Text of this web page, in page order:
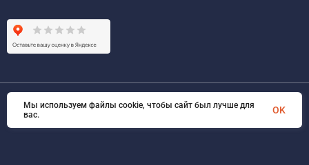
© 2026 ООО «ФАЗИНЖИНИРИНГ». Все права защищены
Мы используем файлы cookie, чтобы сайт был лучше для
вас.
OK